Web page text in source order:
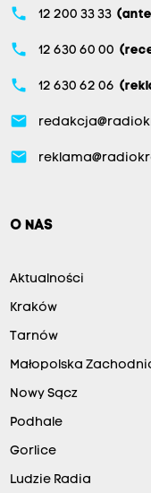
phone 12 200 33 33
phone 12 630 60 00
phone 12 630 62 06
email
email
O NAS
Aktualności
Kraków
Tarnów
Małopolska
Nowy Sącz
Podhale
Gorlice
Ludzie Radia